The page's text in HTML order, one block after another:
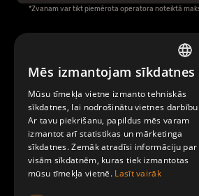
*Zvanam var tikt piemērota operatora noteiktā
Par Mobilly
Noteikumi un
Kontakti
Mēs izmantojam sīkdatnes
Mūsu tīmekļa vietne izmanto tehniskās
sīkdatnes, lai nodrošinātu vietnes
Ar tavu piekrišanu, papildus mēs varam
izmantot arī statistikas un mārketinga
sīkdatnes. Zemāk atradīsi informāciju par
visām sīkdatnēm, kuras tiek izmantotas
mūsu tīmekļa vietnē. Lasīt vairāk